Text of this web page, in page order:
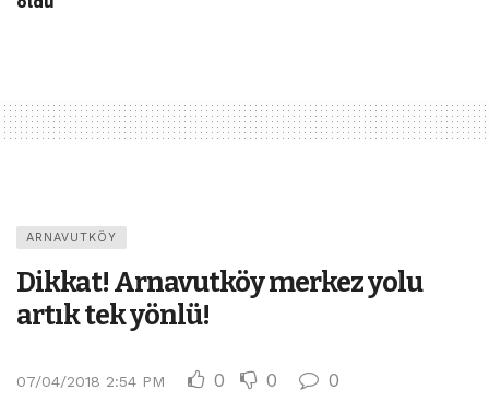
ARNAVUTKÖY
Dikkat! Arnavutköy merkez yolu
artık tek yönlü!
07/04/2018 2:54 PM 0 0 0